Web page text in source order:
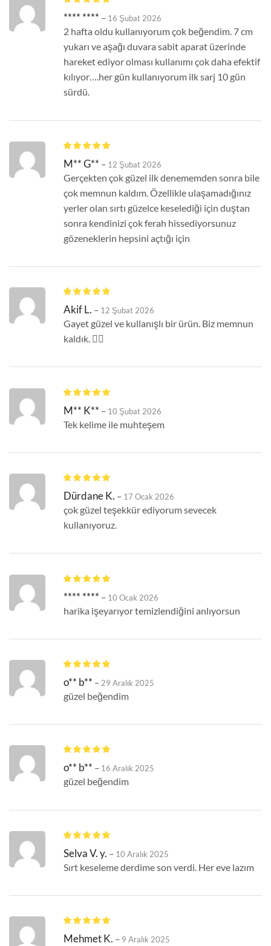
**** **** – 16 Şubat 2026
2 hafta oldu kullanıyorum çok beğendim. 7 cm
yukarı ve aşağı duvara sabit aparat üzerinde
hareket ediyor olması kullanımı çok daha efektif
kılıyor….her gün kullanıyorum ilk sarj 10 gün
sürdü.
M** G** – 12 Şubat 2026
Gerçekten çok güzel ilk denememden sonra bile
çok memnun kaldım. Özellikle ulaşamadığınız
yerler olan sırtı güzelce keselediği için duştan
sonra kendinizi çok ferah hissediyorsunuz
gözeneklerin hepsini açtığı için
Akif L. – 12 Şubat 2026
Gayet güzel ve kullanışlı bir ürün. Biz memnun
kaldık. 👍🏻
M** K** – 10 Şubat 2026
Tek kelime ile muhteşem
Dürdane K. – 17 Ocak 2026
çok güzel teşekkür ediyorum sevecek
kullanıyoruz.
**** **** – 10 Ocak 2026
harika işeyarıyor temizlendiğini anlıyorsun
o** b** – 29 Aralık 2025
güzel beğendim
o** b** – 16 Aralık 2025
güzel beğendim
Selva V. y. – 10 Aralık 2025
Sırt keseleme derdime son verdi. Her eve lazım
Mehmet K. – 9 Aralık 2025